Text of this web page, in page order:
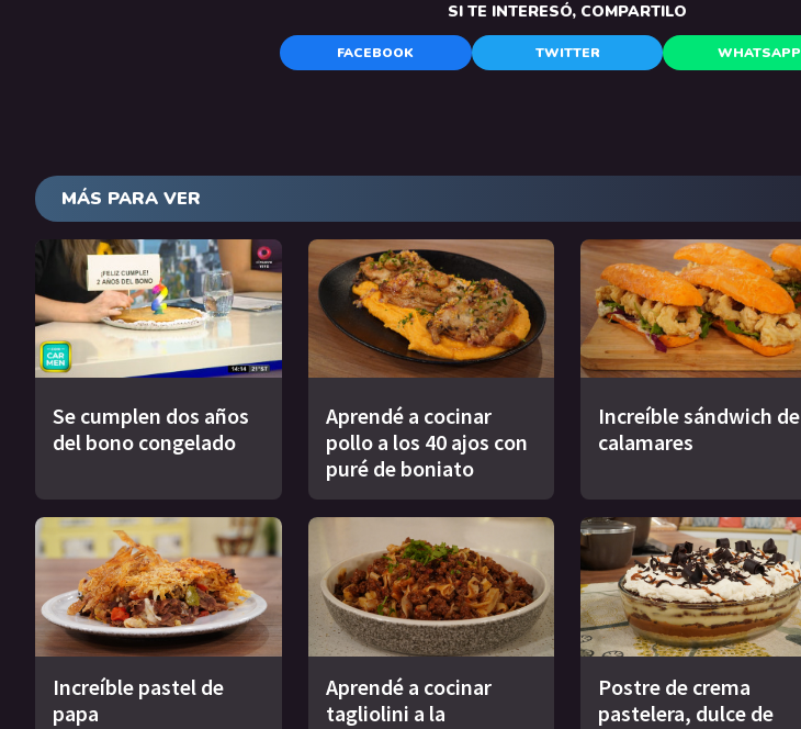
SI TE INTERESÓ, COMPARTILO
FACEBOOK TWITTER WHATSAPP
MÁS PARA VER
Se cumplen dos años
del bono congelado
Aprendé a cocinar
pollo a los 40 ajos con
puré de boniato
Increíble sándwich de
calamares
Increíble pastel de
papa
Aprendé a cocinar
tagliolini a la
Postre de crema
pastelera, dulce de